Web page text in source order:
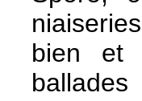
bien et